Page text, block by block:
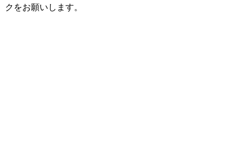
クをお願いします。